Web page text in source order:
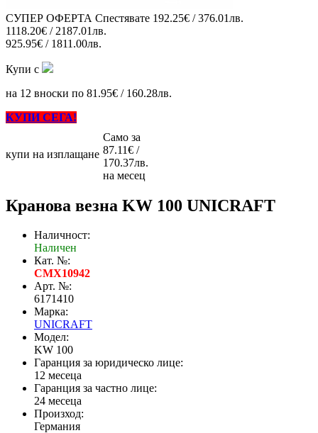
СУПЕР ОФЕРТА Спестявате 192.25€ / 376.01лв.
1118.20€ / 2187.01лв.
925.95€ / 1811.00лв.
Купи с
на 12 вноски по 81.95€ / 160.28лв.
КУПИ СЕГА!
купи на изплащане
Само за
87.11€ /
170.37лв.
на месец
Кранова везна KW 100 UNICRAFT
Наличност:
Наличен
Кат. №:
CMX10942
Арт. №:
6171410
Марка:
UNICRAFT
Модел:
KW 100
Гаранция за юридическо лице:
12 месеца
Гаранция за частно лице:
24 месеца
Произход:
Германия